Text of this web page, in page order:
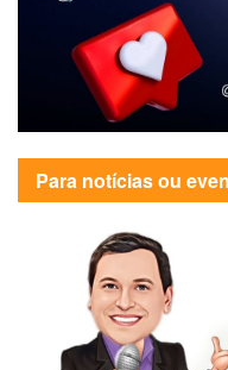
Para notícias ou